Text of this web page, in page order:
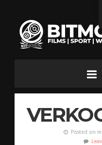
Posted on